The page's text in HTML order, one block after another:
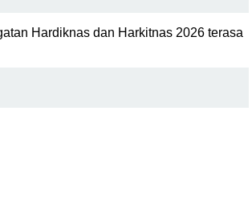
Hardiknas dan Harkitnas 2026 terasa